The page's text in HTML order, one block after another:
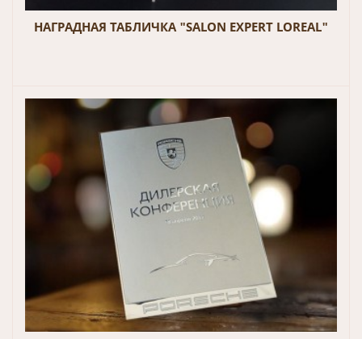
НАГРАДНАЯ ТАБЛИЧКА "SALON EXPERT LOREAL"